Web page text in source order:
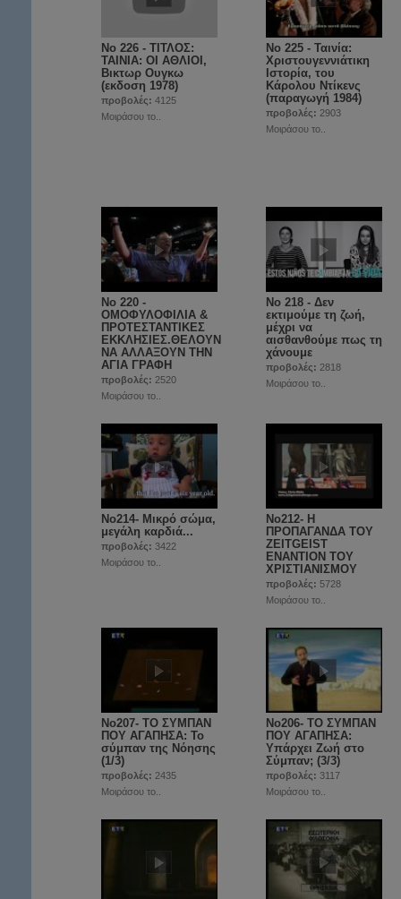
Νο 226 - ΤΙΤΛΟΣ:
ΤΑΙΝΙΑ: ΟΙ ΑΘΛΙΟΙ,
Βικτωρ Ουγκω
(εκδοση 1978)
προβολές: 4125
Μοιράσου το..
No 225 - Ταινία:
Χριστουγεννιάτικη
Ιστορία, του
Κάρολου Ντίκενς
(παραγωγή 1984)
προβολές: 2903
Μοιράσου το..
Νο 220 -
ΟΜΟΦΥΛΟΦΙΛΙΑ &
ΠΡΟΤΕΣΤΑΝΤΙΚΕΣ
ΕΚΚΛΗΣΙΕΣ.ΘΕΛΟΥΝ
ΝΑ ΑΛΛΑΞΟΥΝ ΤΗΝ
ΑΓΙΑ ΓΡΑΦΗ
προβολές: 2520
Μοιράσου το..
Νο 218 - Δεν
εκτιμούμε τη ζωή,
μέχρι να
αισθανθούμε πως τη
χάνουμε
προβολές: 2818
Μοιράσου το..
No214- Μικρό σώμα,
μεγάλη καρδιά...
προβολές: 3422
Μοιράσου το..
Νο212- Η
ΠΡΟΠΑΓΑΝΔΑ ΤΟΥ
ZEITGEIST
ΕΝΑΝΤΙΟΝ ΤΟΥ
ΧΡΙΣΤΙΑΝΙΣΜΟΥ
προβολές: 5728
Μοιράσου το..
No207- ΤΟ ΣΥΜΠΑΝ
ΠΟΥ ΑΓΑΠΗΣΑ: Το
σύμπαν της Νόησης
(1/3)
προβολές: 2435
Μοιράσου το..
No206- ΤΟ ΣΥΜΠΑΝ
ΠΟΥ ΑΓΑΠΗΣΑ:
Υπάρχει Ζωή στο
Σύμπαν; (3/3)
προβολές: 3117
Μοιράσου το..